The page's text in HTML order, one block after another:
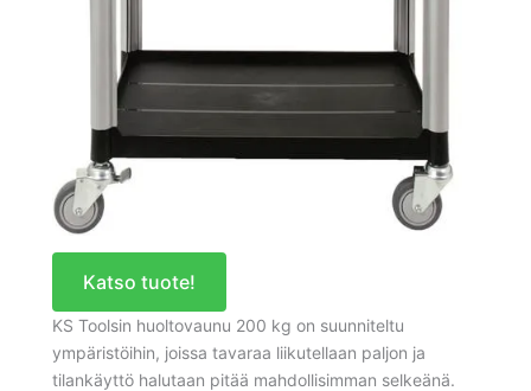
Katso tuote!
KS Toolsin huoltovaunu 200 kg on suunniteltu
ympäristöihin, joissa tavaraa liikutellaan paljon ja
tilankäyttö halutaan pitää mahdollisimman selkeänä.